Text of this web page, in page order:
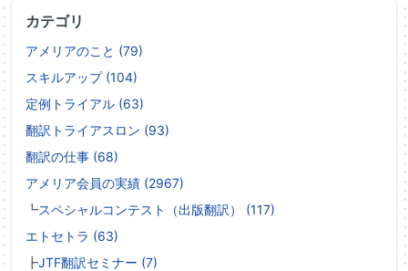
カテゴリ
アメリアのこと (79)
スキルアップ (104)
定例トライアル (63)
翻訳トライアスロン (93)
翻訳の仕事 (68)
アメリア会員の実績 (2967)
┗スペシャルコンテスト（出版翻訳） (117)
エトセトラ (63)
┣JTF翻訳セミナー (7)